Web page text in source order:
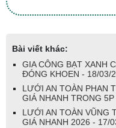
Bài viết khác:
GIA CÔNG BẠT XANH
ĐÓNG KHOEN - 18/03/
LƯỚI AN TOÀN PHAN
GIÁ NHANH TRONG
LƯỚI AN TOÀN VŨNG
GIÁ NHANH 2026 - 17/